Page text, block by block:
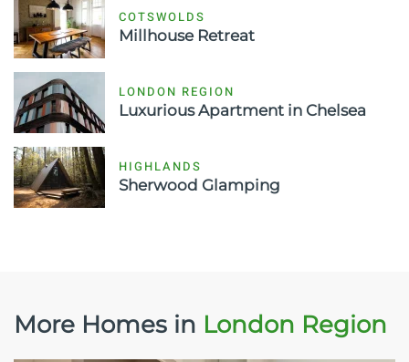
COTSWOLDS
Millhouse Retreat
LONDON REGION
Luxurious Apartment in Chelsea
HIGHLANDS
Sherwood Glamping
More Homes in London Region